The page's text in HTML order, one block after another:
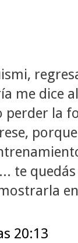
me dice
la
te
20:13